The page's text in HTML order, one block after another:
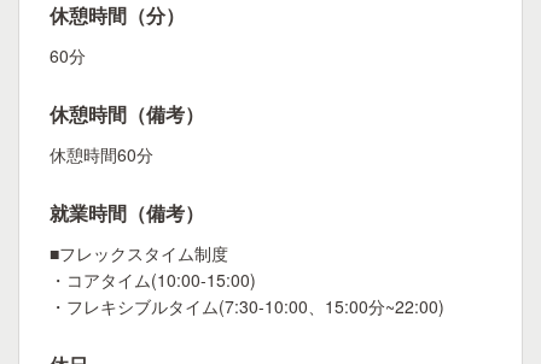
休憩時間（分）
60分
休憩時間（備考）
休憩時間60分
就業時間（備考）
■フレックスタイム制度
・コアタイム(10:00-15:00)
・フレキシブルタイム(7:30-10:00、15:00分~22:00)